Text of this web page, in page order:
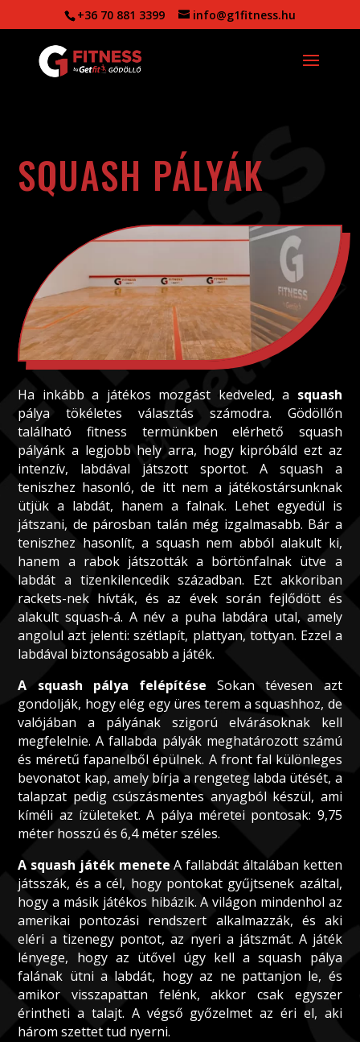
+36 70 881 3399 info@g1fitness.hu
SQUASH PÁLYÁK
Ha inkább a játékos mozgást kedveled, a squash
pálya tökéletes választás számodra. Gödöllőn
található fitness termünkben elérhető squash
pályánk a legjobb hely arra, hogy kipróbáld ezt az
intenzív, labdával játszott sportot. A squash a
teniszhez hasonló, de itt nem a játékostársunknak
ütjük a labdát, hanem a falnak. Lehet egyedül is
játszani, de párosban talán még izgalmasabb. Bár a
teniszhez hasonlít, a squash nem abból alakult ki,
hanem a rabok játszották a börtönfalnak ütve a
labdát a tizenkilencedik században. Ezt akkoriban
rackets-nek hívták, és az évek során fejlődött és
alakult squash-á. A név a puha labdára utal, amely
angolul azt jelenti: szétlapít, plattyan, tottyan. Ezzel a
labdával biztonságosabb a játék.
A squash pálya felépítése Sokan tévesen azt
gondolják, hogy elég egy üres terem a squashhoz, de
valójában a pályának szigorú elvárásoknak kell
megfelelnie. A fallabda pályák meghatározott számú
és méretű fapanelből épülnek. A front fal különleges
bevonatot kap, amely bírja a rengeteg labda ütését, a
talapzat pedig csúszásmentes anyagból készül, ami
kíméli az ízületeket. A pálya méretei pontosak: 9,75
méter hosszú és 6,4 méter széles.
A squash játék menete A fallabdát általában ketten
játsszák, és a cél, hogy pontokat gyűjtsenek azáltal,
hogy a másik játékos hibázik. A világon mindenhol az
amerikai pontozási rendszert alkalmazzák, és aki
eléri a tizenegy pontot, az nyeri a játszmát. A játék
lényege, hogy az ütővel úgy kell a squash pálya
falának ütni a labdát, hogy az ne pattanjon le, és
amikor visszapattan felénk, akkor csak egyszer
érintheti a talajt. A végső győzelmet az éri el, aki
három szettet tud nyerni.